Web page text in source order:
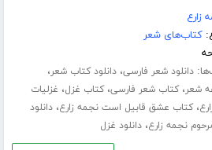
زارع
کتاب‌های شعر
دانلود شعر فارسی،دانلود کتاب شعر،
شعر،کتاب شعر فارسی،کتاب غزل، غزلیات
،کتاب عشق قابیل است نجمه زارع،دانلود
نجمه زارع،دانلود غزل